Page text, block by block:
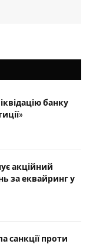
банку
акційний
за еквайринг у
санкції проти